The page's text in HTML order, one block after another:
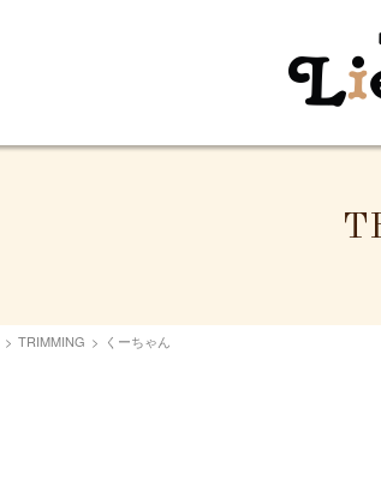
> TRIMMING > くーちゃん